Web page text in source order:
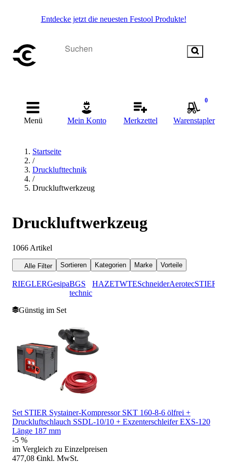
Entdecke jetzt die neuesten Festool Produkte!
Menü Mein Konto Merkzettel
0
Warenstapler
Startseite
/
Drucklufttechnik
/
Druckluftwerkzeug
Druckluftwerkzeug
1066 Artikel
Alle Filter Sortieren Kategorien Marke Vorteile
RIEGLERGesipaBGS
technic
HAZETWTESchneiderAerotecSTIER
Günstig im Set
Set STIER Systainer-Kompressor SKT 160-8-6 ölfrei +
Druckluftschlauch SSDL-10/10 + Exzenterschleifer EXS-120
Länge 187 mm
-5 %
im Vergleich zu Einzelpreisen
477,08 €inkl. MwSt.